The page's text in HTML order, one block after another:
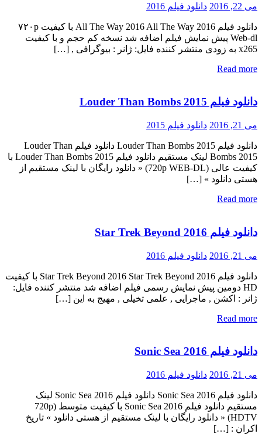
می 22, 2016 دانلود فیلم 2016
دانلود فیلم All The Way 2016 All The Way 2016 با کیفیت ۷۲۰p
Web-dl پیش نمایش فیلم اضافه شد نسخه کم حجم و با کیفیت
x265 به زودی منتشر کننده فایل: ژانر : بیوگرافی , […]
Read more
دانلود فیلم Louder Than Bombs 2015
می 21, 2016 دانلود فیلم 2015
دانلود فیلم Louder Than Bombs 2015 دانلود فیلم Louder Than
Bombs 2015 لینک مستقیم دانلود فیلم Louder Than Bombs 2015 با
کیفیت عالی (720p WEB-DL) « دانلود رایگان با لینک مستقیم از
هستی دانلود » […]
Read more
دانلود فیلم Star Trek Beyond 2016
می 21, 2016 دانلود فیلم 2016
دانلود فیلم Star Trek Beyond 2016 Star Trek Beyond 2016 با کیفیت
HD دومین پیش نمایش رسمی فیلم اضافه شد منتشر کننده فایل:
ژانر : اکشن , ماجرایی , علمی تخیلی , مهیج به این […]
Read more
دانلود فیلم Sonic Sea 2016
می 21, 2016 دانلود فیلم 2016
دانلود فیلم Sonic Sea 2016 دانلود فیلم Sonic Sea 2016 لینک
مستقیم دانلود فیلم Sonic Sea 2016 با کیفیت متوسط (720p
HDTV) « دانلود رایگان با لینک مستقیم از هستی دانلود » تاریخ
اکران : […]